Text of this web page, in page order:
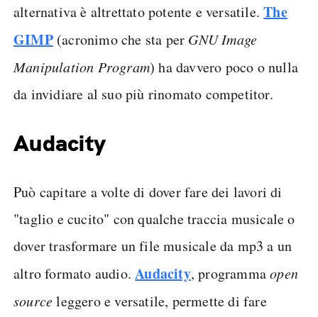
alternativa è altrettato potente e versatile.The
GIMP(acronimo che sta per GNU Image
Manipulation Program) ha davvero poco o nulla
da invidiare al suo più rinomato competitor.
Audacity
Può capitare a volte di dover fare dei lavori di
"taglio e cucito" con qualche traccia musicale o
dover trasformare un file musicale da mp3 a un
altro formato audio.Audacity, programmaopen
sourceleggero e versatile, permette di fare